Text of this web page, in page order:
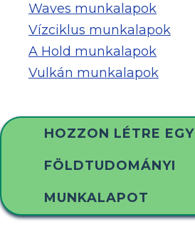
Waves munkalapok
Vízciklus munkalapok
A Hold munkalapok
Vulkán munkalapok
HOZZON LÉTRE EGY
FÖLDTUDOMÁNYI
MUNKALAPOT